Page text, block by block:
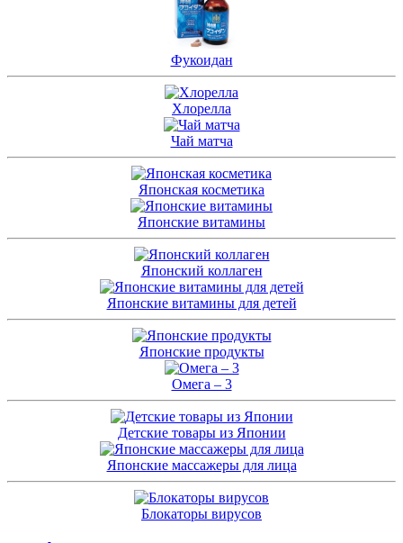
Фукоидан
Хлорелла
Чай матча
Японская косметика
Японские витамины
Японский коллаген
Японские витамины для детей
Японские продукты
Омега – 3
Детские товары из Японии
Японские массажеры для лица
Блокаторы вирусов